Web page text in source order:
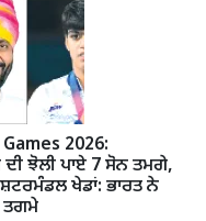
2026:
ਝੋਲੀ ਪਾਏ 7 ਸੋਨ ਤਮਗੇ,
ਖੇਡਾਂ: ਭਾਰਤ ਨੇ
ਤਗਮੇ